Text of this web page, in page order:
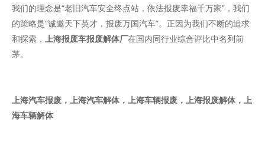
我们的理念是“老旧汽车安全终点站，依法报废幸福千万家”，我们
的策略是“诚邀天下英才，报废万国汽车”。正因为我们不断的追求
和探索， 上海报废车报废解体厂在国内同行业综合评比中名列前
茅。
上海汽车报废，上海汽车解体，上海车辆报废，上海报废解体，上
海车辆解体